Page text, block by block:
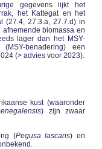
gegevens lijkt het
het Kattegat en het
(27.4, 27.3.a, 27.7.d) in
biomassa en
lager dan het MSY-
benadering) een
(> advies voor 2023).
kust (waaronder
) zijn zwaar
(Pegusa lascaris) en